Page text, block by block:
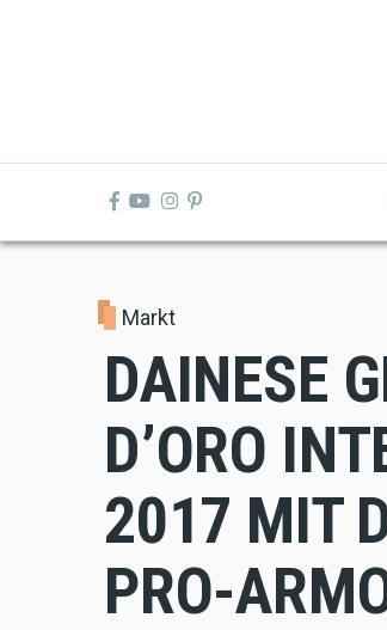
Markt
DAINESE
D’ORO
2017 MIT
PRO-